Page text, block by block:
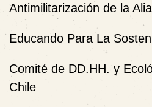
Antimilitarización de la
Educando Para La
Comité de DD.HH. y
Chile